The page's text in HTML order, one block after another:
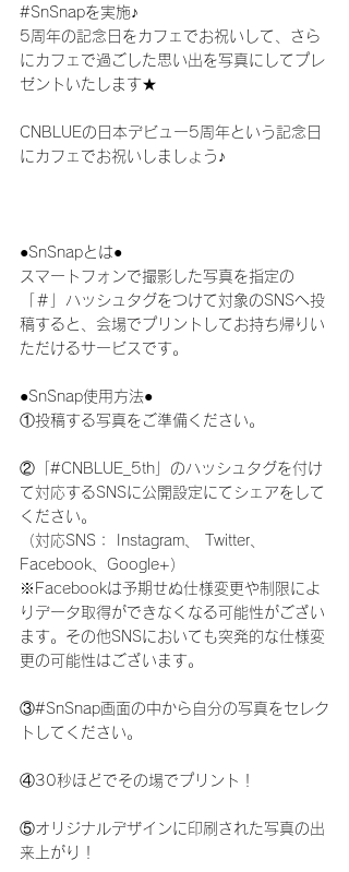
#SnSnapを実施♪
5周年の記念日をカフェでお祝いして、さら
にカフェで過ごした思い出を写真にしてプレ
ゼントいたします★
CNBLUEの日本デビュー5周年という記念日
にカフェでお祝いしましょう♪
●SnSnapとは●
スマートフォンで撮影した写真を指定の
「＃」ハッシュタグをつけて対象のSNSへ投
稿すると、会場でプリントしてお持ち帰りい
ただけるサービスです。
●SnSnap使用方法●
①投稿する写真をご準備ください。
②「#CNBLUE_5th」のハッシュタグを付け
て対応するSNSに公開設定にてシェアをして
ください。
（対応SNS： Instagram、 Twitter、
Facebook、Google+）
※Facebookは予期せぬ仕様変更や制限によ
りデータ取得ができなくなる可能性がござい
ます。その他SNSにおいても突発的な仕様変
更の可能性はございます。
③#SnSnap画面の中から自分の写真をセレク
トしてください。
④30秒ほどでその場でプリント！
⑤オリジナルデザインに印刷された写真の出
来上がり！